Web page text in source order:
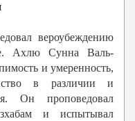
вероубеждению
Ахлю Сунна Валь-
и умеренность,
в различии и
Он проповедовал
и испытывал